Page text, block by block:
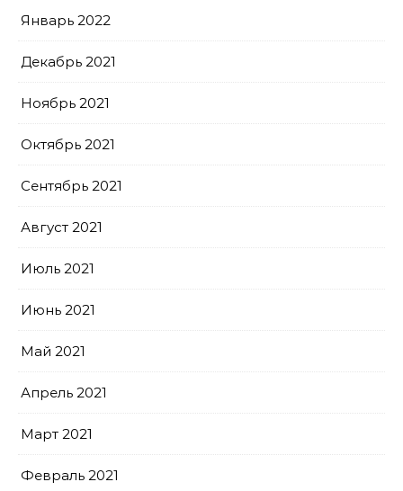
Январь 2022
Декабрь 2021
Ноябрь 2021
Октябрь 2021
Сентябрь 2021
Август 2021
Июль 2021
Июнь 2021
Май 2021
Апрель 2021
Март 2021
Февраль 2021